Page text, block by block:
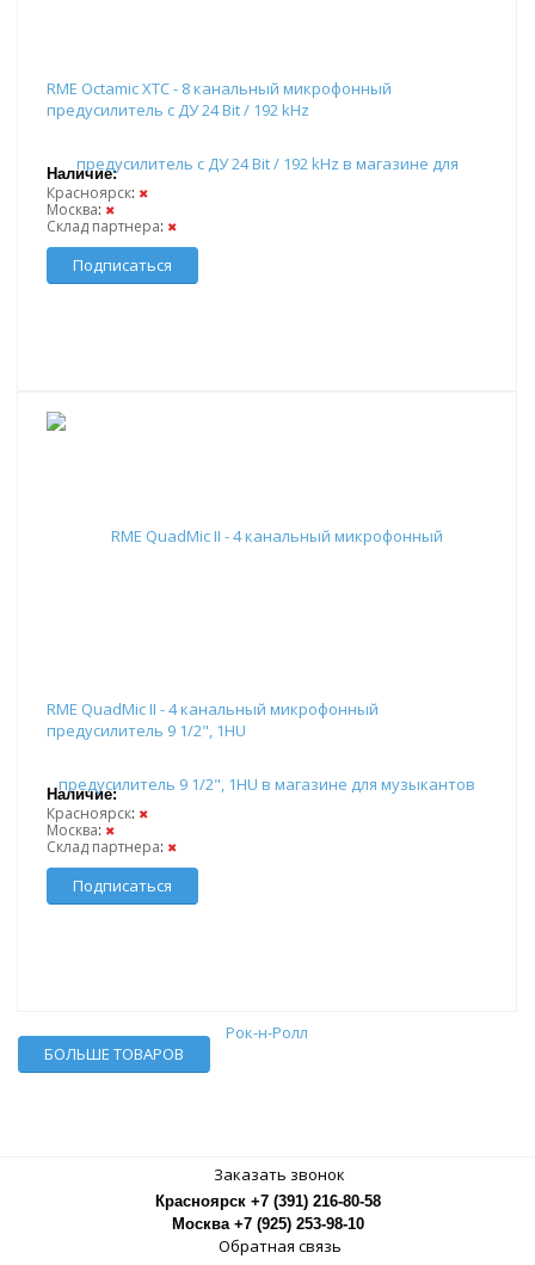
RME Octamic XTC - 8 канальный микрофонный
предусилитель c ДУ 24 Bit / 192 kHz
Наличие:
Красноярск: ✖
Москва: ✖
Склад партнера: ✖
Подписаться
RME QuadMic II - 4 канальный микрофонный
предусилитель 9 1/2", 1HU
Наличие:
Красноярск: ✖
Москва: ✖
Склад партнера: ✖
Подписаться
БОЛЬШЕ ТОВАРОВ
Заказать звонок
Красноярск +7 (391) 216-80-58
Москва +7 (925) 253-98-10
Обратная связь